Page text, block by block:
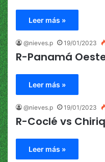
Leer más »
@nieves.p 19/01/2023
R-Panamá
Leer más »
@nieves.p 19/01/2023
R-Coclé vs
Leer más »